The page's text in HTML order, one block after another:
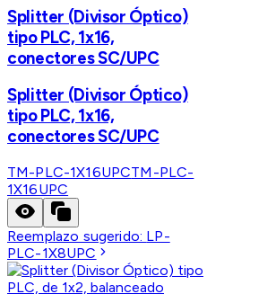
Splitter (Divisor Óptico)
tipo PLC, 1x16,
conectores SC/UPC
Splitter (Divisor Óptico)
tipo PLC, 1x16,
conectores SC/UPC
TM-PLC-1X16UPCTM-PLC-
1X16UPC
Reemplazo sugerido: LP-
PLC-1X8UPC